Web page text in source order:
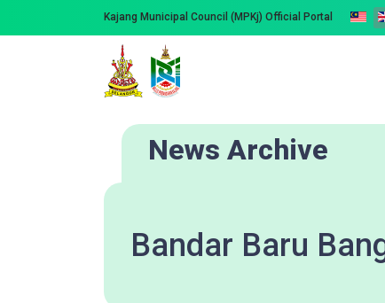
Kajang Municipal Council (MPKj) Official Portal
News Archive
Bandar Baru